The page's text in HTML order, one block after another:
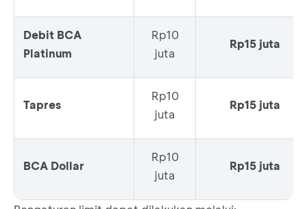
Debit BCA
Platinum
Rp10
juta
Rp15 juta
Tapres
Rp10
juta
Rp15 juta
BCA Dollar
Rp10
juta
Rp15 juta